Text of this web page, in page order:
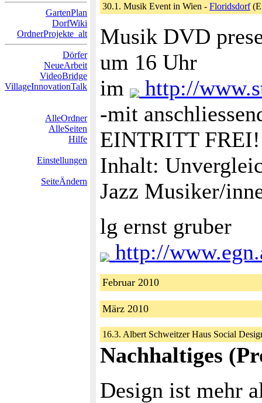
GartenPlan
DorfWiki
OrdnerProjekte_alt
Dörfer
NeueArbeit
VideoBridge
VillageInnovationTalk
AlleOrdner
AlleSeiten
Hilfe
Einstellungen
SeiteÄndern
30.1. Musik Event in Wien - Floridsdorf
Musik DVD
um 16 Uhr
im
http://
-mit
EINTRITT FREI!
Inhalt:
Jazz Musiker/
lg ernst gruber
http://
Februar 2010
März 2010
16.3. Albert Schweitzer Haus Social
Nachhaltiges
Design ist mehr